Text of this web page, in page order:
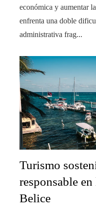
económica y aumentar
enfrenta una doble
administrativa frag...
Turismo
responsable
Belice